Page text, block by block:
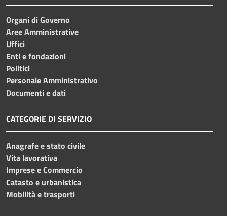
Organi di Governo
Aree Amministrative
Uffici
Enti e fondazioni
Politici
Personale Amministrativo
Documenti e dati
CATEGORIE DI SERVIZIO
Anagrafe e stato civile
Vita lavorativa
Imprese e Commercio
Catasto e urbanistica
Mobilità e trasporti